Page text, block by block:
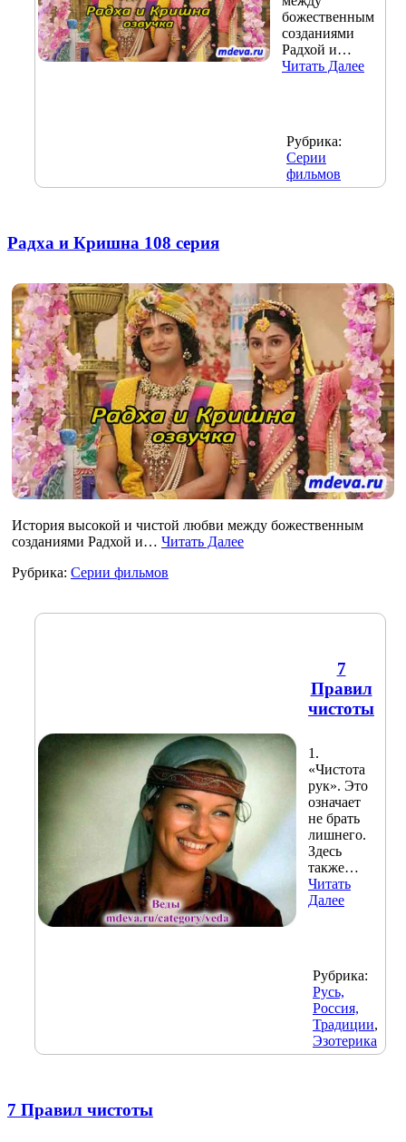
божественным
созданиями
Радхой и…
Читать Далее
Рубрика:
Серии
фильмов
Радха и Кришна 108 серия
История высокой и чистой любви между божественным
созданиями Радхой и… Читать Далее
Рубрика: Серии фильмов
7
Правил
чистоты
1.
«Чистота
рук». Это
означает
не брать
лишнего.
Здесь
также…
Читать
Далее
Рубрика:
Русь,
Россия,
Традиции,
Эзотерика
7 Правил чистоты